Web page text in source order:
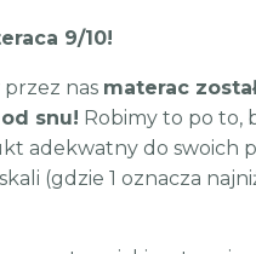
9/10!
nas materac
snu! Robimy to po to,
adekwatny do swoich
(gdzie 1 oznacza